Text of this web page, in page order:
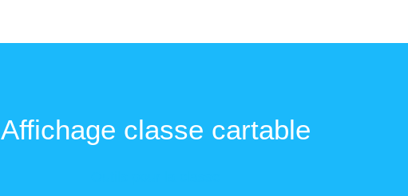
Affichage classe cartable